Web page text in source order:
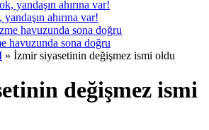
ahırına var!
havuzunda sona doğru
» İzmir siyasetinin değişmez ismi oldu
değişmez ismi